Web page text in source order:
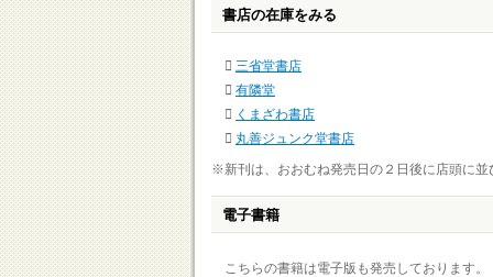
書店の在庫をみる
三省堂書店
有隣堂
くまざわ書店
丸善ジュンク堂書店
※新刊は、おおむね発売日の２日後に店頭に並
電子書籍
こちらの書籍は電子版も発売しております。